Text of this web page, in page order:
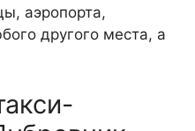
аэропорта,
другого места, а